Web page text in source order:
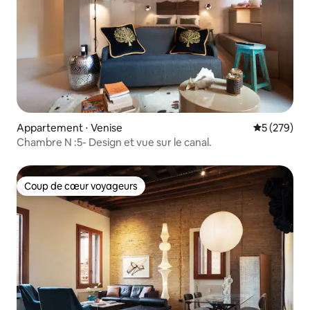
Appartement ⋅ Venise Évaluation
5 (279)
Chambre N :5- Design et vue sur le canal.
Coup de cœur voyageurs
Coup de cœur voyageurs